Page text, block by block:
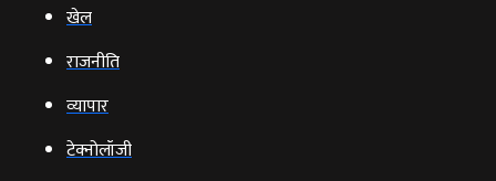
खेल
राजनीति
व्‍यापार
टेक्‍नोलॉजी